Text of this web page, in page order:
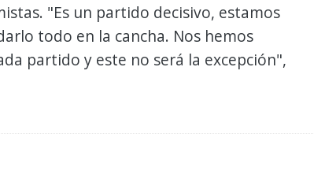
"Es un partido decisivo, estamos
todo en la cancha. Nos hemos
partido y este no será la excepción",